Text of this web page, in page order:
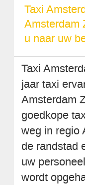
Taxi
Amsterdam
u naar uw
Taxi
jaar taxi
Amsterdam
goedkope
weg in regio
de randstad
uw
wordt